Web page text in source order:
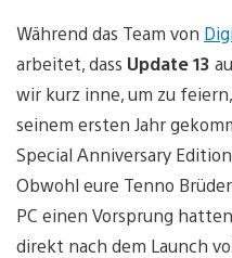
Während das Team von
arbeitet, dass Update 13
wir kurz inne, um zu
seinem ersten Jahr
Special Anniversary
Obwohl eure Tenno
PC einen Vorsprung
direkt nach dem Launch